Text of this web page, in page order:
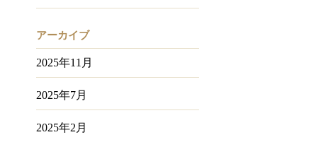
アーカイブ
2025年11月
2025年7月
2025年2月